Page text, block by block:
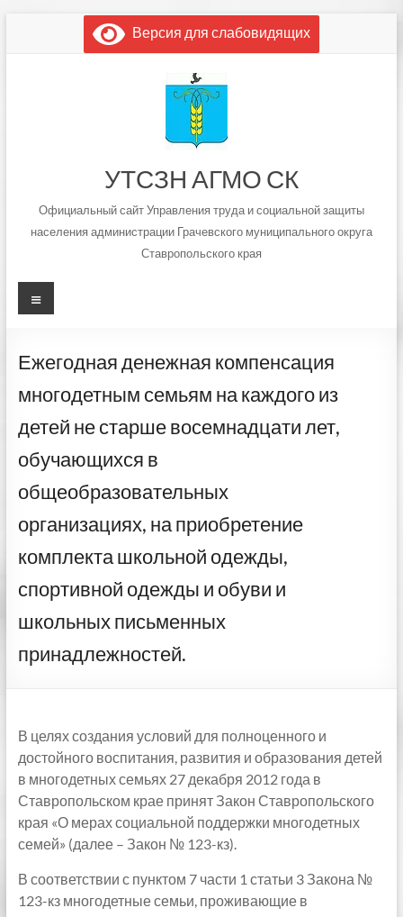
содержимому
Версия для слабовидящих
УТСЗН АГМО СК
Официальный сайт Управления труда и социальной защиты
населения администрации Грачевского муниципального округа
Ставропольского края
Меню
Ежегодная денежная компенсация
многодетным семьям на каждого из
детей не старше восемнадцати лет,
обучающихся в
общеобразовательных
организациях, на приобретение
комплекта школьной одежды,
спортивной одежды и обуви и
школьных письменных
принадлежностей.
В целях создания условий для полноценного и
достойного воспитания, развития и образования детей
в многодетных семьях 27 декабря 2012 года в
Ставропольском крае принят Закон Ставропольского
края «О мерах социальной поддержки многодетных
семей» (далее – Закон № 123-кз).
В соответствии с пунктом 7 части 1 статьи 3 Закона №
123-кз многодетные семьи, проживающие в